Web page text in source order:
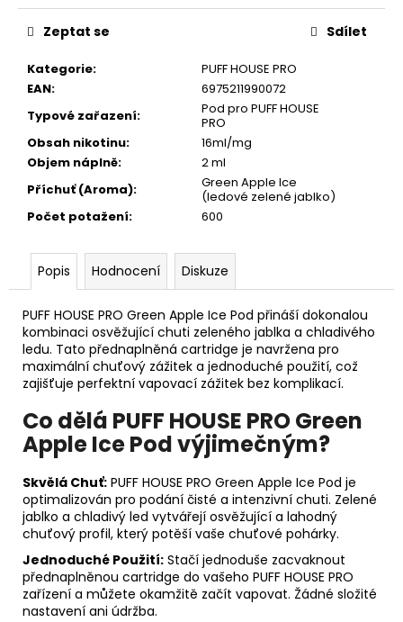
cena:
Kategorie:
PUFF HOUSE PRO
EAN:
6975211990072
Typové zařazení:
Pod pro PUFF HOUSE
PRO
Obsah nikotinu:
16ml/mg
Objem náplně:
2 ml
Příchuť (Aroma):
Green Apple Ice
(ledové zelené jablko)
Počet potažení: 600
Zeptat se Sdílet
Popis Hodnocení Diskuze
PUFF HOUSE PRO Green Apple Ice Pod přináší dokonalou
kombinaci osvěžující chuti zeleného jablka a chladivého
ledu. Tato přednaplněná cartridge je navržena pro
maximální chuťový zážitek a jednoduché použití, což
zajišťuje perfektní vapovací zážitek bez komplikací.
Co dělá PUFF HOUSE PRO Green
Apple Ice Pod výjimečným?
Skvělá Chuť: PUFF HOUSE PRO Green Apple Ice Pod je
optimalizován pro podání čisté a intenzivní chuti. Zelené
jablko a chladivý led vytvářejí osvěžující a lahodný
chuťový profil, který potěší vaše chuťové pohárky.
Jednoduché Použití: Stačí jednoduše zacvaknout
přednaplněnou cartridge do vašeho PUFF HOUSE PRO
zařízení a můžete okamžitě začít vapovat. Žádné složité
nastavení ani údržba.
LIO
PASSION
FRUIT
Kč
99
Kč